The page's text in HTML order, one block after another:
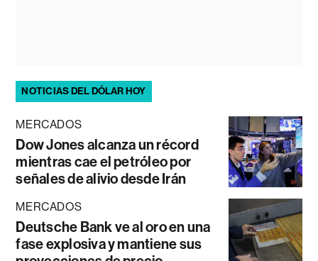
NOTICIAS DEL DÓLAR HOY
MERCADOS
Dow Jones alcanza un récord
mientras cae el petróleo por
señales de alivio desde Irán
MERCADOS
Deutsche Bank ve al oro en una
fase explosiva y mantiene sus